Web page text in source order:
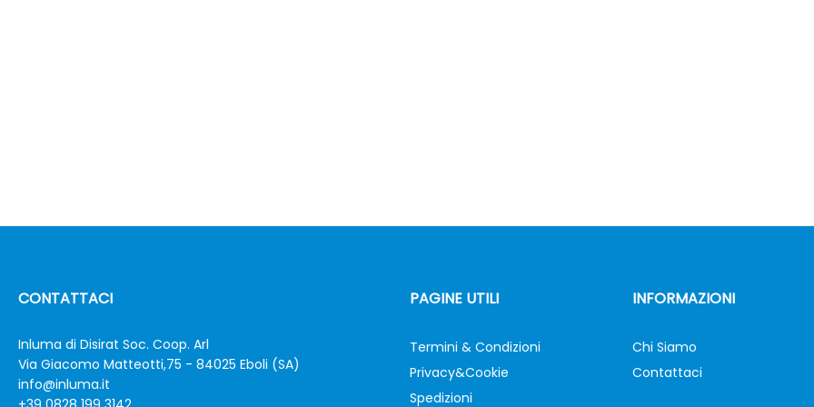
CONTATTACI
Inluma di Disirat Soc. Coop. Arl
Via Giacomo Matteotti,75 - 84025 Eboli (SA)
info@inluma.it
PAGINE UTILI
Termini & Condizioni
Privacy&Cookie
Spedizioni
INFORMAZIONI
Chi Siamo
Contattaci